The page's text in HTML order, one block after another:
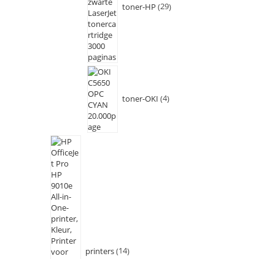
toner-HP 29
toner-OKI 4
printers 14